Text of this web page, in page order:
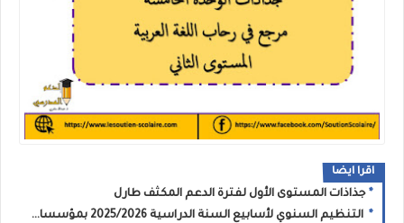
اقرا ايضا
جذاذات المستوى الأول لفترة الدعم المكثف طارل
التنظيم السنوي لأسابيع السنة الدراسية 2025/2026 بمؤسسات الريادة